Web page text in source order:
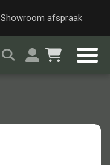
Grote showroom (op
Showroom afspraak